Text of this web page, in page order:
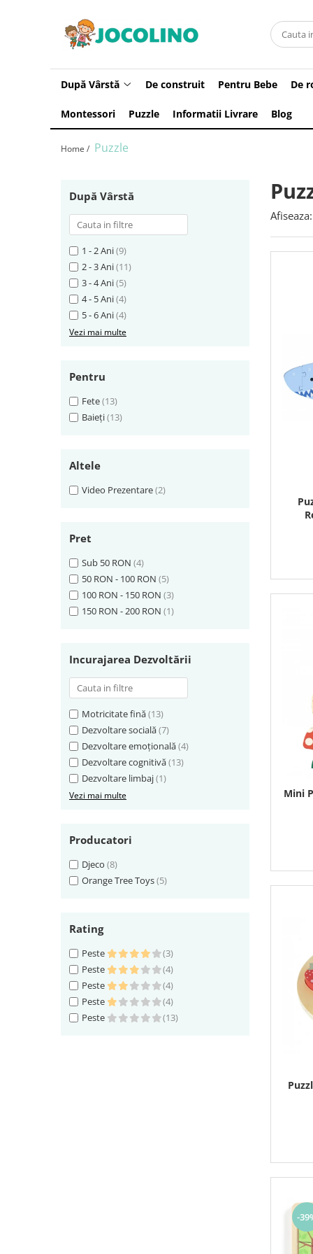
După Vârstă
După Vârstă De construit Pentru Bebe De
Montessori Puzzle Informatii Livrare Blog
Home / Puzzle
După Vârstă
1 - 2 Ani(9)
2 - 3 Ani(11)
3 - 4 Ani(5)
4 - 5 Ani(4)
5 - 6 Ani(4)
Vezi mai multe
Pentru
Fete(13)
Baieți(13)
Altele
Video Prezentare(2)
Pret
Sub 50 RON (4)
50 RON - 100 RON (5)
100 RON - 150 RON (3)
150 RON - 200 RON (1)
Incurajarea Dezvoltării
Motricitate fină(13)
Dezvoltare socială(7)
Dezvoltare emoțională(4)
Dezvoltare cognitivă(13)
Dezvoltare limbaj(1)
Vezi mai multe
Producatori
Djeco (8)
Orange Tree Toys(5)
Rating
Peste
(3)
Peste
(4)
Peste
(4)
Peste
(4)
Peste
(13)
Afiseaza:
Mini
-